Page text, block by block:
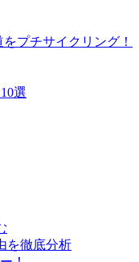
プチサイクリング！
選
を徹底分析